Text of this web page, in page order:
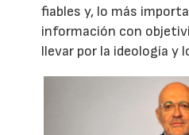
fiables y, lo más
información con
llevar por la ideología y